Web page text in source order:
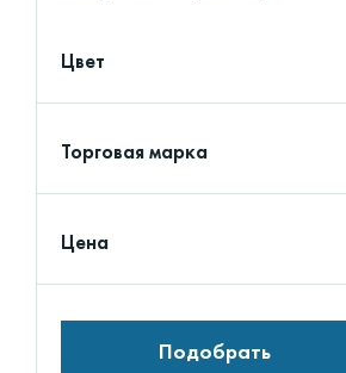
Цвет
Торговая марка
Цена
Подобрать